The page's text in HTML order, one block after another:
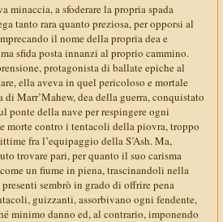
minaccia, a sfoderare la propria spada
tanto rara quanto preziosa, per opporsi al
il nome della propria dea e
sfida posta innanzi al proprio cammino.
protagonista di ballate epiche al
ella aveva in quel pericoloso e mortale
Marr’Mahew, dea della guerra, conquistato
ponte della nave per respingere ogni
morte contro i tentacoli della piovra, troppo
fra l’equipaggio della S’Ash. Ma,
trovare pari, per quanto il suo carisma
un fiume in piena, trascinandoli nella
sembrò in grado di offrire pena
guizzanti, assorbivano ogni fendente,
minimo danno ed, al contrario, imponendo